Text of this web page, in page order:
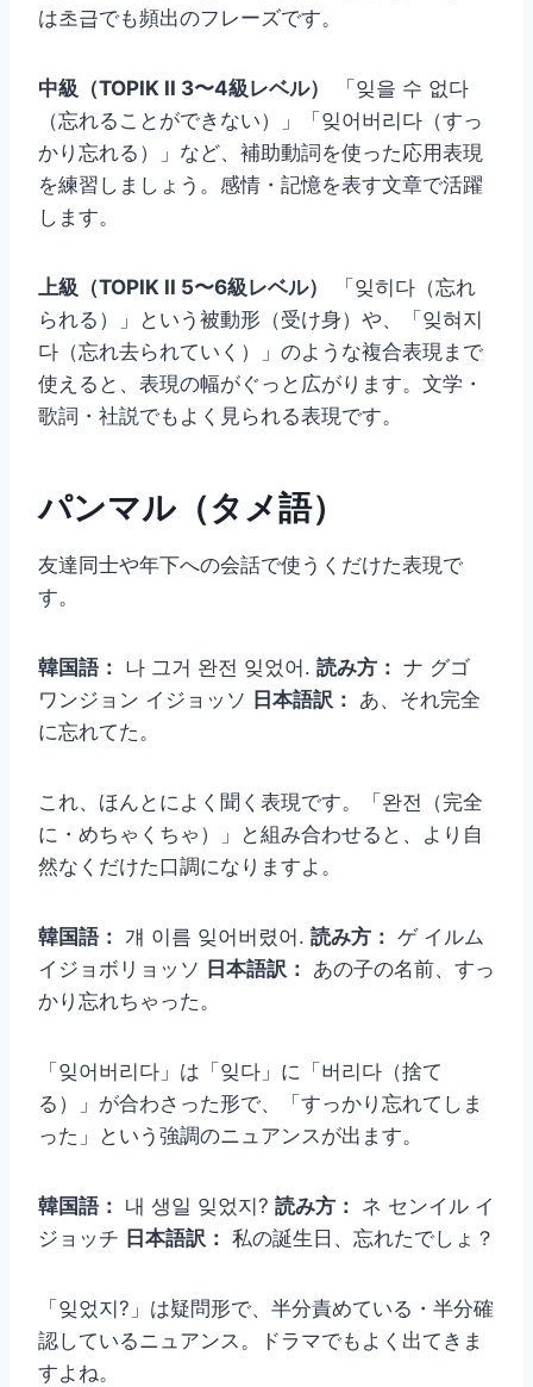
は초급でも頻出のフレーズです。
中級（TOPIK II 3〜4級レベル）
「잊을 수 없다
（忘れることができない）」「잊어버리다（すっ
かり忘れる）」など、補助動詞を使った応用表現
を練習しましょう。感情・記憶を表す文章で活躍
します。
上級（TOPIK II 5〜6級レベル）
「잊히다（忘れ
られる）」という被動形（受け身）や、「잊혀지
다（忘れ去られていく）」のような複合表現まで
使えると、表現の幅がぐっと広がります。文学・
歌詞・社説でもよく見られる表現です。
パンマル（タメ語）
友達同士や年下への会話で使うくだけた表現で
す。
韓国語： 나 그거 완전 잊었어. 読み方： ナ グゴ
ワンジョン イジョッソ 日本語訳： あ、それ完全
に忘れてた。
これ、ほんとによく聞く表現です。「완전（完全
に・めちゃくちゃ）」と組み合わせると、より自
然なくだけた口調になりますよ。
韓国語： 걔 이름 잊어버렸어. 読み方： ゲ イルム
イジョボリョッソ 日本語訳： あの子の名前、すっ
かり忘れちゃった。
「잊어버리다」は「잊다」に「버리다（捨て
る）」が合わさった形で、「すっかり忘れてしま
った」という強調のニュアンスが出ます。
韓国語： 내 생일 잊었지? 読み方： ネ センイル イ
ジョッチ 日本語訳： 私の誕生日、忘れたでしょ？
「잊었지?」は疑問形で、半分責めている・半分確
認しているニュアンス。ドラマでもよく出てきま
すよね。